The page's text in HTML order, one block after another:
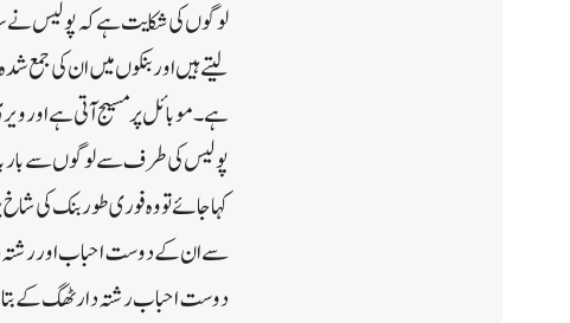
لوگوں کی شکایت ہے کہ پولیس نے
لیتے ہیں اور بنکوں میں ان کی
ہے۔موبائل پر مسیج آتی ہے اور
پولیس کی طرف سے لوگوں سے بار
کہا جائے تو وہ فوری طور بنک کی
سے ان کے دوست احباب اور رشتہ
دوست احباب رشتہ دار ٹھگ کے